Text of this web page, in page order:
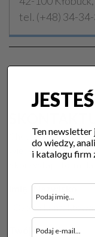
tel. (+48) 34-
Chcesz zamówić
więcej szczegółów?
Imię i Nazwisko
Twój E-mail
Ten
do wiedzy,
i katalogu firm